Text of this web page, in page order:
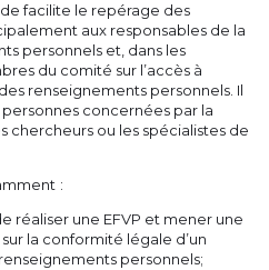
facilite le repérage des
aux responsables de la
personnels et, dans les
du comité sur l’accès à
renseignements personnels. Il
concernées par la
chercheurs ou les spécialistes de
:
réaliser une EFVP et mener une
la conformité légale d’un
personnels;